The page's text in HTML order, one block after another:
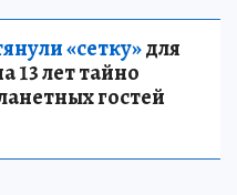
«сетку»для
13 лет тайно
гостей